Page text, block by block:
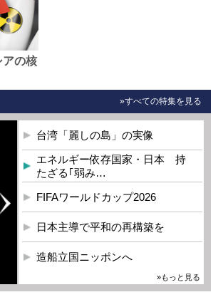
アの核
»すべての特集を見る
台湾「麗しの島」の実像
エネルギー依存国家・日本 持
たざる｢弱み…
FIFAワールドカップ2026
日本主導で平和の再構築を
造船立国ニッポンへ
»もっと見る